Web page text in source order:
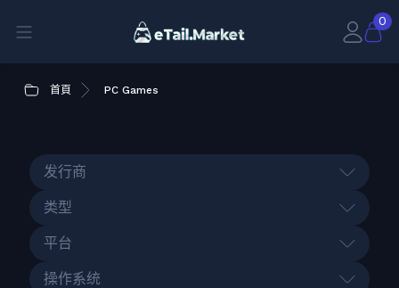
0
首頁 PC Games
发行商
类型
平台
操作系统